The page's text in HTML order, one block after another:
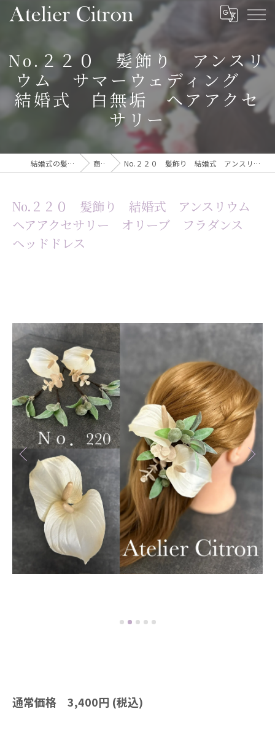
No.２２０ 髪飾り アンスリ
ウム サマーウェディング
結婚式 白無垢 ヘアアクセ
サリー
結婚式の髪飾りならAtelier Citron 商品一覧 No.２２０ 髪飾り 結婚式 アンスリウム ヘアアクセサリー オリーブ フラダンス ヘッドドレス
No.２２０ 髪飾り 結婚式 アンスリウム
ヘアアクセサリー オリーブ フラダンス
ヘッドドレス
通常価格 3,400円 (税込)